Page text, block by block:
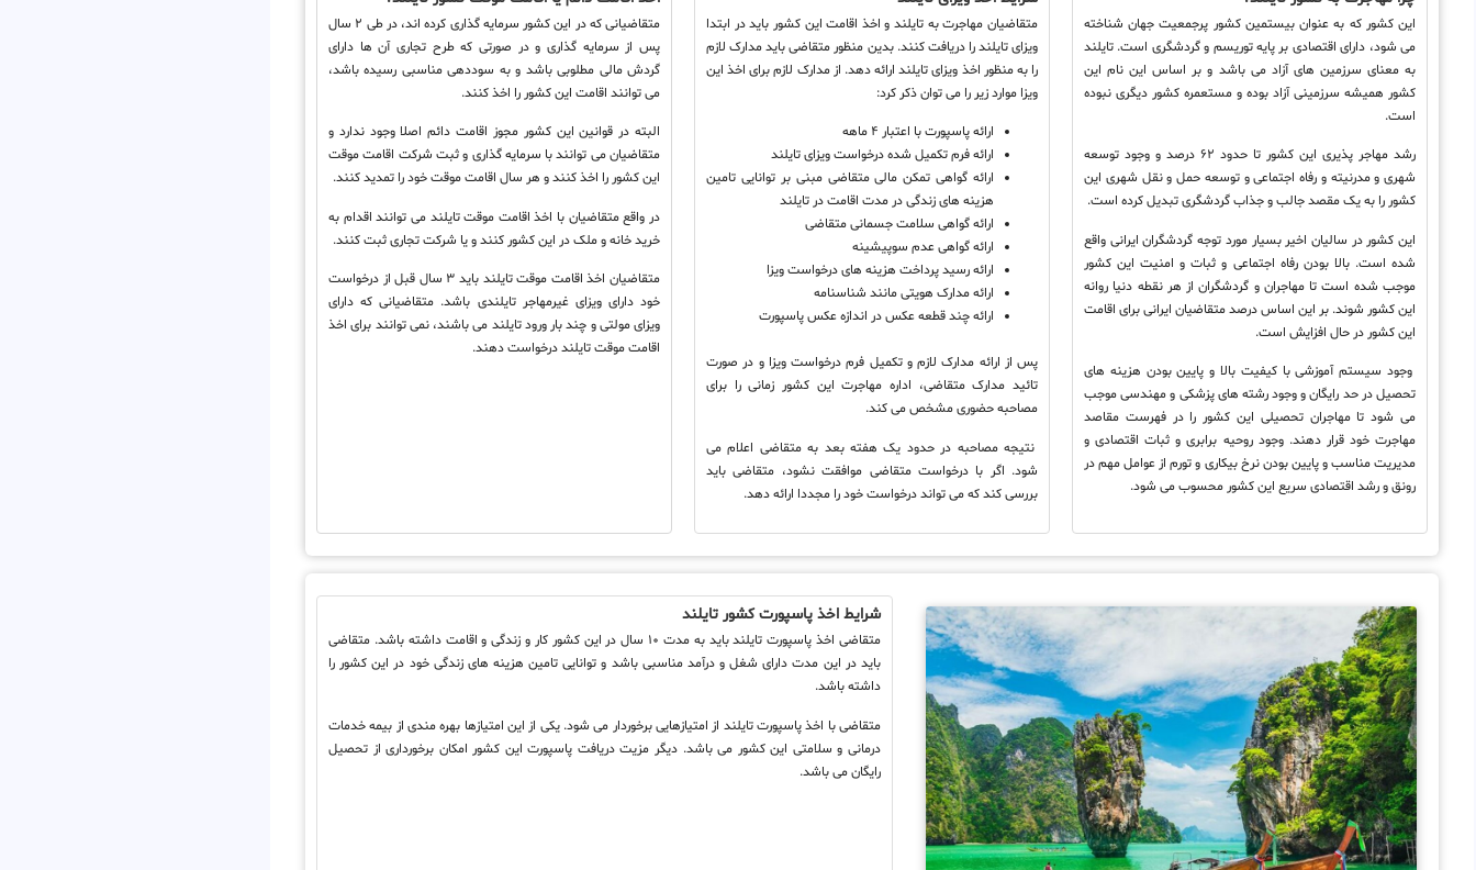
این کشور که به عنوان بیستمین کشور پرجمعیت جهان شناخته
می شود، دارای اقتصادی بر پایه توریسم و گردشگری است. تایلند
به معنای سرزمین های آزاد می باشد و بر اساس این نام این
کشور همیشه سرزمینی آزاد بوده و مستعمره کشور دیگری نبوده
است.
رشد مهاجر پذیری این کشور تا حدود ۶۲ درصد و وجود توسعه
شهری و مدرنیته و رفاه اجتماعی و توسعه حمل و نقل شهری این
کشور را به یک مقصد جالب و جذاب گردشگری تبدیل کرده است.
این کشور در سالیان اخیر بسیار مورد توجه گردشگران ایرانی واقع
شده است. بالا بودن رفاه اجتماعی و ثبات و امنیت این کشور
موجب شده است تا مهاجران و گردشگران از هر نقطه دنیا روانه
این کشور شوند. بر این اساس درصد متقاضیان ایرانی برای اقامت
این کشور در حال افزایش است.
وجود سیستم آموزشی با کیفیت بالا و پایین بودن هزینه های
تحصیل در حد رایگان و وجود رشته های پزشکی و مهندسی موجب
می شود تا مهاجران تحصیلی این کشور را در فهرست مقاصد
مهاجرت خود قرار دهند. وجود روحیه برابری و ثبات اقتصادی و
مدیریت مناسب و پایین بودن نرخ بیکاری و تورم از عوامل مهم در
رونق و رشد اقتصادی سریع این کشور محسوب می شود.
متقاضیان مهاجرت به تایلند و اخذ اقامت این کشور باید در ابتدا
ویزای تایلند را دریافت کنند. بدین منظور متقاضی باید مدارک لازم
را به منظور اخذ ویزای تایلند ارائه دهد. از مدارک لازم برای اخذ این
ویزا موارد زیر را می توان ذکر کرد:
ارائه پاسپورت با اعتبار ۴ ماهه
ارائه فرم تکمیل شده درخواست ویزای تایلند
ارائه گواهی تمکن مالی متقاضی مبنی بر توانایی تامین
هزینه های زندگی در مدت اقامت در تایلند
ارائه گواهی سلامت جسمانی متقاضی
ارائه گواهی عدم سوپیشینه
ارائه رسید پرداخت هزینه های درخواست ویزا
ارائه مدارک هویتی مانند شناسنامه
ارائه چند قطعه عکس در اندازه عکس پاسپورت
پس از ارائه مدارک لازم و تکمیل فرم درخواست ویزا و در صورت
تائید مدارک متقاضی، اداره مهاجرت این کشور زمانی را برای
مصاحبه حضوری مشخص می کند.
نتیجه مصاحبه در حدود یک هفته بعد به متقاضی اعلام می
شود. اگر با درخواست متقاضی موافقت نشود، متقاضی باید
بررسی کند که می تواند درخواست خود را مجددا ارائه دهد.
متقاضیانی که در این کشور سرمایه گذاری کرده اند، در طی ۲ سال
پس از سرمایه گذاری و در صورتی که طرح تجاری آن ها دارای
گردش مالی مطلوبی باشد و به سوددهی مناسبی رسیده باشد،
می توانند اقامت این کشور را اخذ کنند.
البته در قوانین این کشور مجوز اقامت دائم اصلا وجود ندارد و
متقاضیان می توانند با سرمایه گذاری و ثبت شرکت اقامت موقت
این کشور را اخذ کنند و هر سال اقامت موقت خود را تمدید کنند.
در واقع متقاضیان با اخذ اقامت موقت تایلند می توانند اقدام به
خرید خانه و ملک در این کشور کنند و یا شرکت تجاری ثبت کنند.
متقاضیان اخذ اقامت موقت تایلند باید ۳ سال قبل از درخواست
خود دارای ویزای غیرمهاجر تایلندی باشد. متقاضیانی که دارای
ویزای مولتی و چند بار ورود تایلند می باشند، نمی توانند برای اخذ
اقامت موقت تایلند درخواست دهند.
شرایط اخذ پاسپورت کشور تایلند
متقاضی اخذ پاسپورت تایلند باید به مدت ۱۰ سال در این کشور کار و زندگی و اقامت داشته باشد. متقاضی
باید در این مدت دارای شغل و درآمد مناسبی باشد و توانایی تامین هزینه های زندگی خود در این کشور را
داشته باشد.
متقاضی با اخذ پاسپورت تایلند از امتیازهایی برخوردار می شود. یکی از این امتیازها بهره مندی از بیمه خدمات
درمانی و سلامتی این کشور می باشد. دیگر مزیت دریافت پاسپورت این کشور امکان برخورداری از تحصیل
رایگان می باشد.